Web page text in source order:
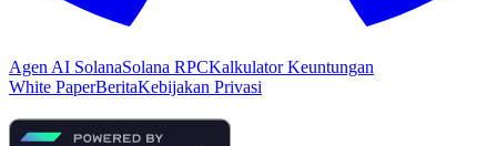
Agen AI SolanaSolana RPCKalkulator Keuntungan
White PaperBeritaKebijakan Privasi